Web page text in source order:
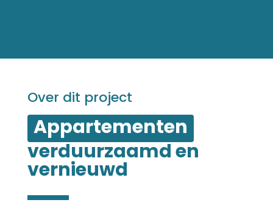
Over dit project
Appartementen
verduurzaamd en
vernieuwd